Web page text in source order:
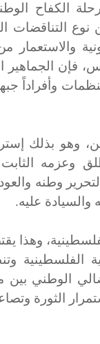
الكفاح
التناقضات
والاستعمار
فإن
وأفراداً
وهو بذلك
وعزمه الثابت
وطنه
والسيادة عليه.
وهذا
الفلسطينية
الوطني
الثورة